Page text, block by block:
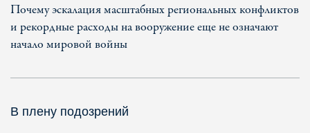
Почему эскалация масштабных региональных конфликтов
и рекордные расходы на вооружение еще не означают
начало мировой войны
В плену подозрений